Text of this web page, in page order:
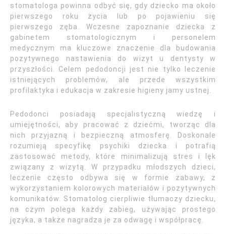
stomatologa powinna odbyć się, gdy dziecko ma około
pierwszego roku życia lub po pojawieniu się
pierwszego zęba. Wczesne zapoznanie dziecka z
gabinetem stomatologicznym i personelem
medycznym ma kluczowe znaczenie dla budowania
pozytywnego nastawienia do wizyt u dentysty w
przyszłości. Celem pedodoncji jest nie tylko leczenie
istniejących problemów, ale przede wszystkim
profilaktyka i edukacja w zakresie higieny jamy ustnej.
Pedodonci posiadają specjalistyczną wiedzę i
umiejętności, aby pracować z dziećmi, tworząc dla
nich przyjazną i bezpieczną atmosferę. Doskonale
rozumieją specyfikę psychiki dziecka i potrafią
zastosować metody, które minimalizują stres i lęk
związany z wizytą. W przypadku młodszych dzieci,
leczenie często odbywa się w formie zabawy, z
wykorzystaniem kolorowych materiałów i pozytywnych
komunikatów. Stomatolog cierpliwie tłumaczy dziecku,
na czym polega każdy zabieg, używając prostego
języka, a także nagradza je za odwagę i współpracę.